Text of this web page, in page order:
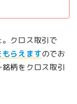
クロス取引で
らえますのでお
柄をクロス取引